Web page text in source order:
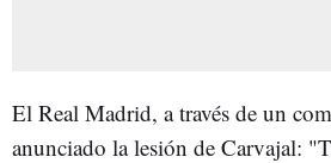
El Real Madrid, a través de un
anunciado la lesión de Carvajal: